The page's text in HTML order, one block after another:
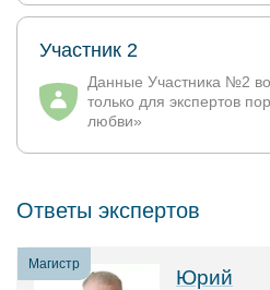
Участник 2
Данные Участника №2
только для экспертов
любви»
Ответы экспертов
Магистр
Юрий